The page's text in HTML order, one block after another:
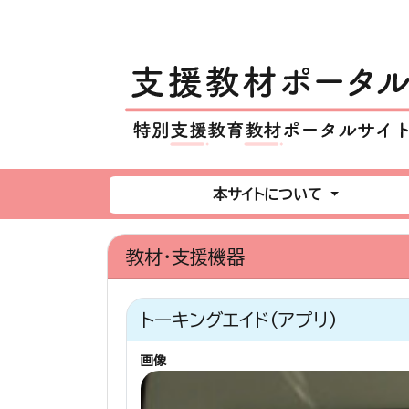
本サイトについて
教材・支援機器
トーキングエイド（アプリ）
画像